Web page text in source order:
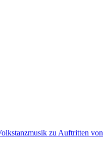
zu Auftritten